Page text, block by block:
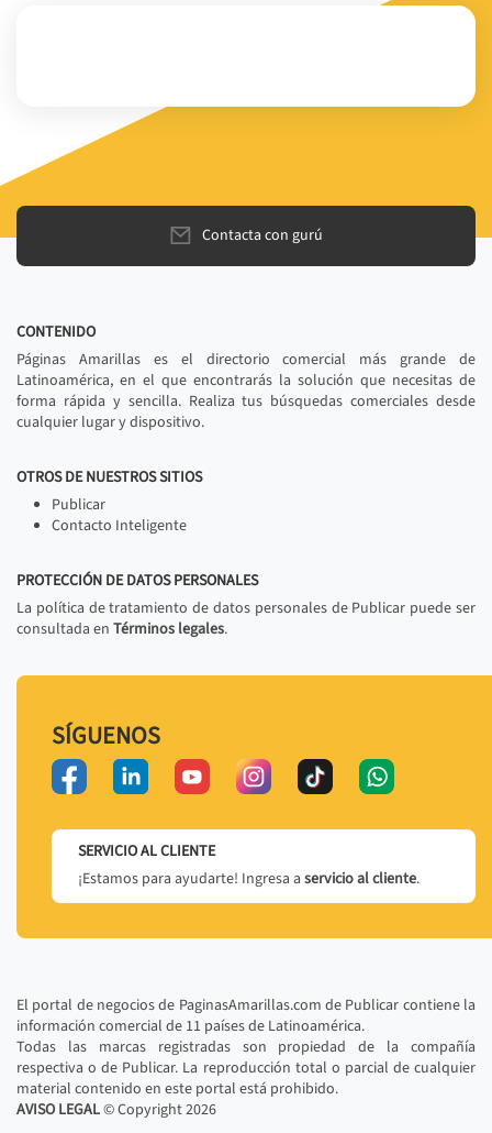
Contacta con gurú
CONTENIDO
Páginas Amarillas es el directorio comercial más grande de
Latinoamérica, en el que encontrarás la solución que necesitas de
forma rápida y sencilla. Realiza tus búsquedas comerciales desde
cualquier lugar y dispositivo.
OTROS DE NUESTROS SITIOS
Publicar
Contacto Inteligente
PROTECCIÓN DE DATOS PERSONALES
La política de tratamiento de datos personales de Publicar puede ser
consultada en Términos legales.
SÍGUENOS
SERVICIO AL CLIENTE
¡Estamos para ayudarte! Ingresa a servicio al cliente.
El portal de negocios de PaginasAmarillas.com de Publicar contiene la
información comercial de 11 países de Latinoamérica.
Todas las marcas registradas son propiedad de la compañía
respectiva o de Publicar. La reproducción total o parcial de cualquier
material contenido en este portal está prohibido.
AVISO LEGAL© Copyright2026